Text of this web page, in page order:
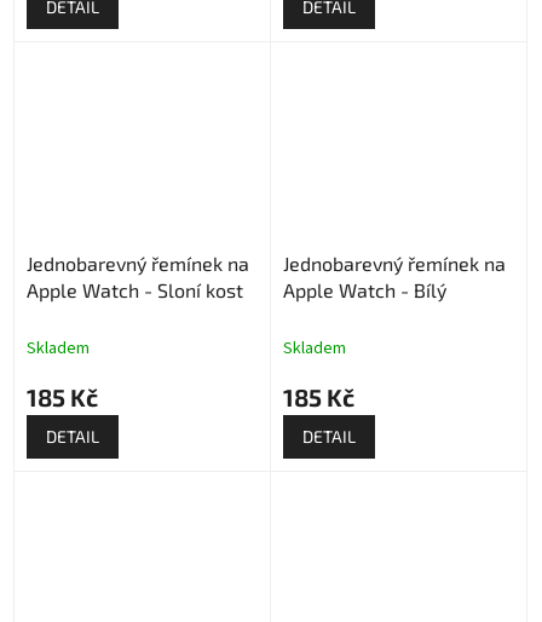
DETAIL DETAIL
Jednobarevný řemínek na
Apple Watch - Sloní kost
Skladem
185 Kč
DETAIL
Jednobarevný řemínek na
Apple Watch - Bílý
Skladem
185 Kč
DETAIL